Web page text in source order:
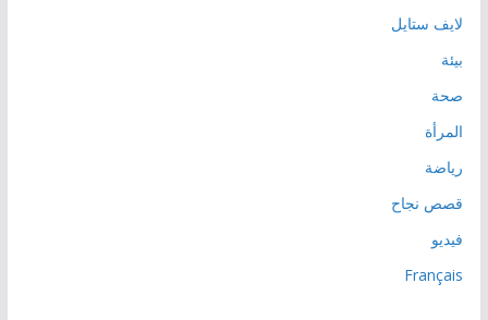
لايف ستايل
بيئة
صحة
المرأة
رياضة
قصص نجاح
فيديو
Français